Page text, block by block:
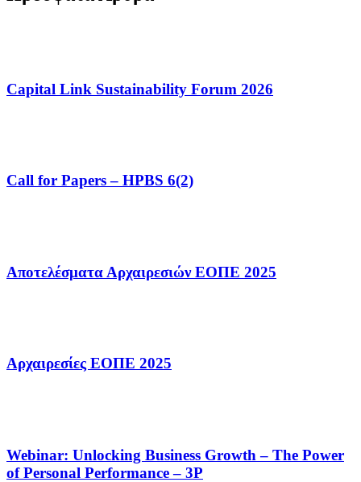
Capital Link Sustainability Forum 2026
Call for Papers – HPBS 6(2)
Αποτελέσματα Αρχαιρεσιών ΕΟΠΕ 2025
Αρχαιρεσίες ΕΟΠΕ 2025
Webinar: Unlocking Business Growth – The Power
of Personal Performance – 3P